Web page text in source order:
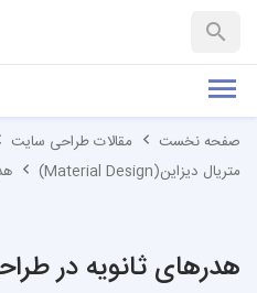
صفحه نخست
مقالات طراحی سایت
متریال دیزاین(Material Design)
هدرهای ثانویه در